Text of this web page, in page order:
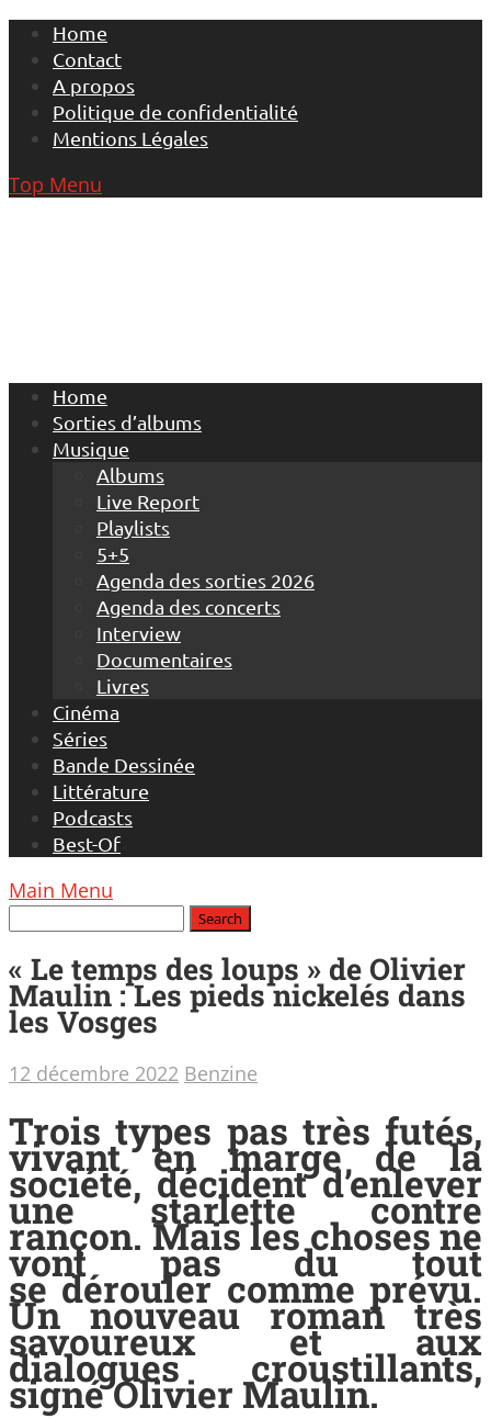
Skip
content
Home
Contact
A propos
Politique de confidentialité
Mentions Légales
Top Menu
Home
Sorties d’albums
Musique
Albums
Live Report
Playlists
5+5
Agenda des sorties 2026
Agenda des concerts
Interview
Documentaires
Livres
Cinéma
Séries
Bande Dessinée
Littérature
Podcasts
Best-Of
Main Menu
« Le temps des loups » de Olivier
Maulin : Les pieds nickelés dans
les Vosges
12 décembre 2022 Benzine
Trois types pas très futés,
vivant en marge de la
société, décident d’enlever
une starlette contre
rançon. Mais les choses ne
vont pas du tout
se dérouler comme prévu.
Un nouveau roman très
savoureux et aux
dialogues croustillants,
signé Olivier Maulin.